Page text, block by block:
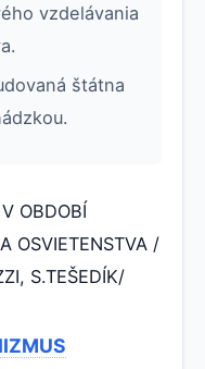
vzdelávania
štátna
OBDOBÍ
A OSVIETENSTVA /
S.TEŠEDÍK/